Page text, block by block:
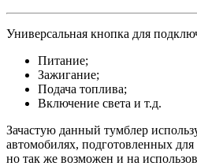
Универсальная кнопка для
Питание;
Зажигание;
Подача топлива;
Включение света и т.д.
Зачастую данный тумблер
автомобилях, подготовленных
но так же возможен и на